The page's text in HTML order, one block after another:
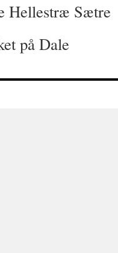
Hellestræ Sætre
på Dale